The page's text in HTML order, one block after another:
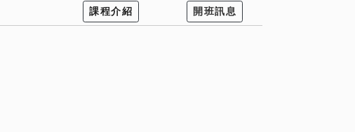
課程介紹 開班訊息